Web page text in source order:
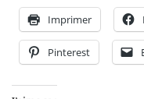
Imprimer
Pinterest